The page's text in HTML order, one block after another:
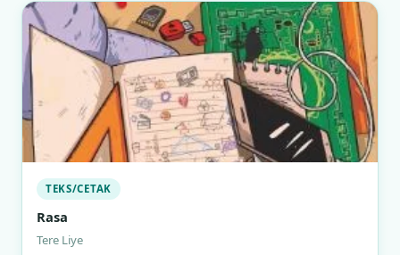
TEKS/CETAK
Rasa
Tere Liye